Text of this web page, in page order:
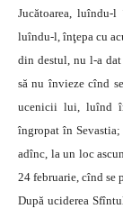
Jucătoarea,
luîndu-l, înţepa cu
din destul, nu l-a
să nu învieze cînd
ucenicii lui, luînd
îngropat în
adînc, la un loc
24 februarie, cînd se
După uciderea